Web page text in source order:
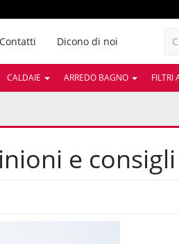
Contatti Dicono di noi
CALDAIE ARREDO BAGNO FILTRI
e consigli